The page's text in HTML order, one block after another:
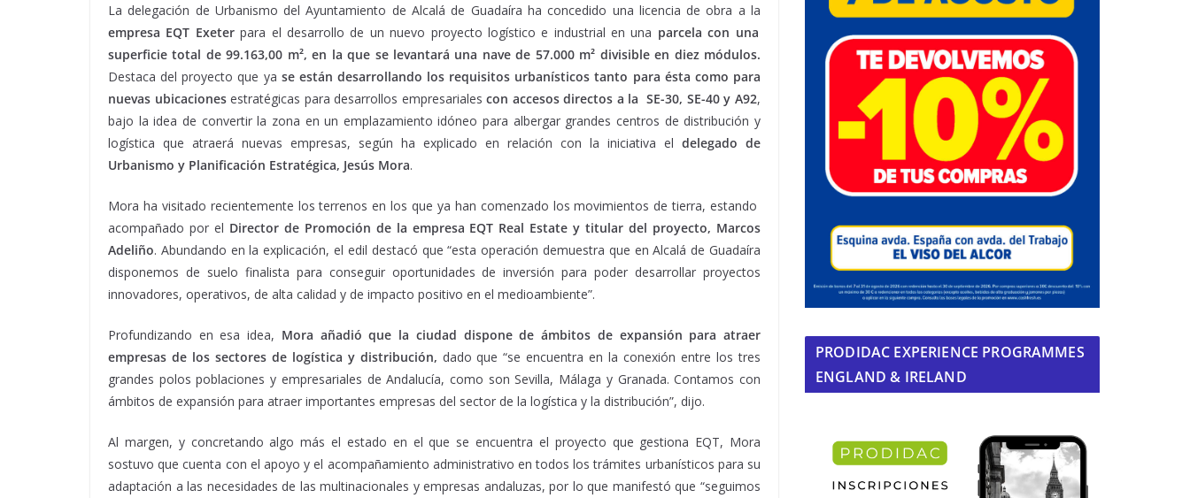
La delegación de Urbanismo del Ayuntamiento de Alcalá de Guadaíra ha concedido una licencia de obra a la
empresa EQT Exeterpara el desarrollo de un nuevo proyecto logístico e industrial en una parcela con una
superficie total de 99.163,00 m², en la que se levantará una nave de 57.000 m² divisible en diez módulos.
Destaca del proyecto que ya se están desarrollando los requisitos urbanísticos tanto para ésta como para
nuevas ubicacionesestratégicas para desarrollos empresarialescon accesos directos a la SE-30, SE-40 y A92,
bajo la idea de convertir la zona en un emplazamiento idóneo para albergar grandes centros de distribución y
logística que atraerá nuevas empresas, según ha explicado en relación con la iniciativa el delegado de
Urbanismo y Planificación Estratégica, Jesús Mora.
Mora ha visitado recientemente los terrenos en los que ya han comenzado los movimientos de tierra, estando
acompañado por el Director de Promoción de la empresa EQT Real Estate y titular del proyecto, Marcos
Adeliño. Abundando en la explicación, el edil destacó que “esta operación demuestra que en Alcalá de Guadaíra
disponemos de suelo finalista para conseguir oportunidades de inversión para poder desarrollar proyectos
innovadores, operativos, de alta calidad y de impacto positivo en el medioambiente”.
Profundizando en esa idea, Mora añadió que la ciudad dispone de ámbitos de expansión para atraer
empresas de los sectores de logística y distribución, dado que “se encuentra en la conexión entre los tres
grandes polos poblaciones y empresariales de Andalucía, como son Sevilla, Málaga y Granada. Contamos con
ámbitos de expansión para atraer importantes empresas del sector de la logística y la distribución”, dijo.
Al margen, y concretando algo más el estado en el que se encuentra el proyecto que gestiona EQT, Mora
sostuvo que cuenta con el apoyo y el acompañamiento administrativo en todos los trámites urbanísticos para su
adaptación a las necesidades de las multinacionales y empresas andaluzas, por lo que manifestó que “seguimos
PRODIDAC EXPERIENCE PROGRAMMES
ENGLAND & IRELAND